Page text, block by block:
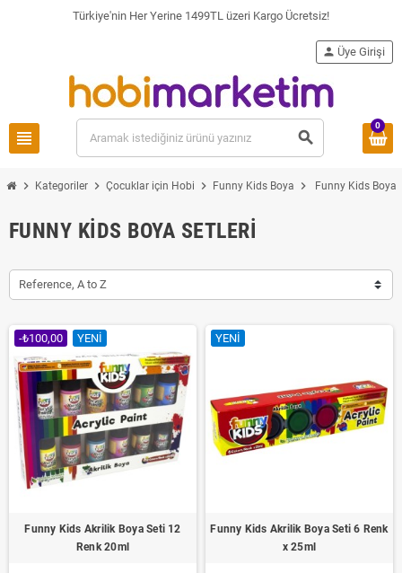
Türkiye'nin Her Yerine 1499TL üzeri Kargo Ücretsiz!
view_headline search
person Üye Girişi
0
chevron_right Kategoriler chevron_right Çocuklar için Hobi chevron_right Funny Kids Boya chevron_right Funny Kids Boya
FUNNY KIDS BOYA SETLERI
Reference, A to Z
-₺100,00 YENI
Funny Kids Akrilik Boya Seti 12
Renk 20ml
YENI
Funny Kids Akrilik Boya Seti 6 Renk
x 25ml